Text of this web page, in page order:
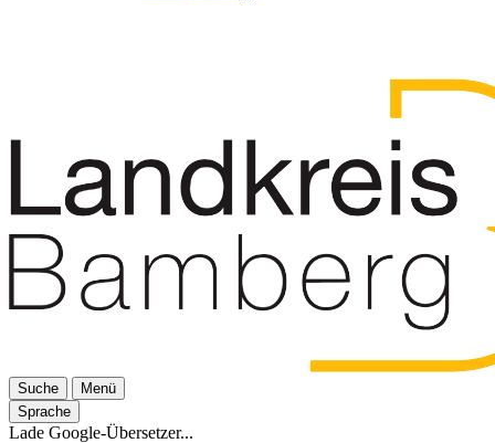
Suche
Menü
Sprache
Lade Google-Übersetzer...